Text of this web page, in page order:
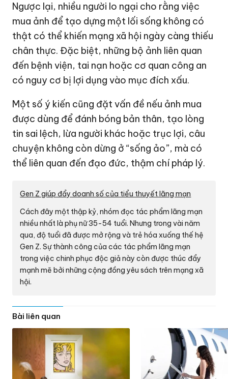
Ngược lại, nhiều người lo ngại cho rằng việc
mua ảnh để tạo dựng một lối sống không có
thật có thể khiến mạng xã hội ngày càng thiếu
chân thực. Đặc biệt, những bộ ảnh liên quan
đến bệnh viện, tai nạn hoặc cơ quan công an
có nguy cơ bị lợi dụng vào mục đích xấu.
Một số ý kiến cũng đặt vấn đề nếu ảnh mua
được dùng để đánh bóng bản thân, tạo lòng
tin sai lệch, lừa người khác hoặc trục lợi, câu
chuyện không còn dừng ở “sống ảo”, mà có
thể liên quan đến đạo đức, thậm chí pháp lý.
Gen Z giúp đẩy doanh số của tiểu thuyết lãng mạn
Cách đây một thập kỷ, nhóm đọc tác phẩm lãng mạn
nhiều nhất là phụ nữ 35-54 tuổi. Nhưng trong vài năm
qua, độ tuổi đã được mở rộng và trẻ hóa xuống thế hệ
Gen Z. Sự thành công của các tác phẩm lãng mạn
trong việc chinh phục độc giả này còn được thúc đẩy
mạnh mẽ bởi những cộng đồng yêu sách trên mạng xã
hội.
Bài liên quan